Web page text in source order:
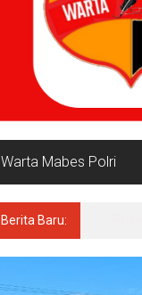
Warta Mabes Polri
Berita Baru: